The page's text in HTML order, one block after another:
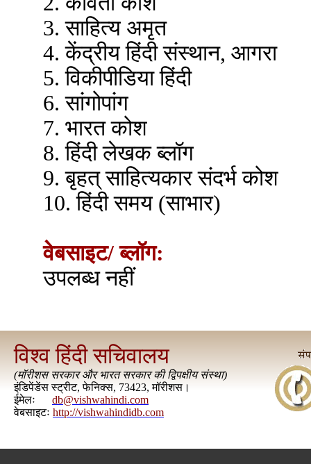
3. साहित्य अमृत
4. केंद्रीय हिंदी संस्थान, आगरा
5. विकीपीडिया हिंदी
6. सांगोपांग
7. भारत कोश
8. हिंदी लेखक ब्लॉग
9. बृहत् साहित्यकार संदर्भ कोश
10. हिंदी समय (साभार)
वेबसाइट/ ब्लॉग:
उपलब्ध नहीं
विश्व हिंदी सचिवालय
(मॉरीशस सरकार और भारत सरकार की द्विपक्षीय संस्था)
इंडिपेंडेंस स्ट्रीट, फेनिक्स, 73423, मॉरीशस।
ईमेलः
db@vishwahindi.com
वेबसाइटः http://vishwahindidb.com